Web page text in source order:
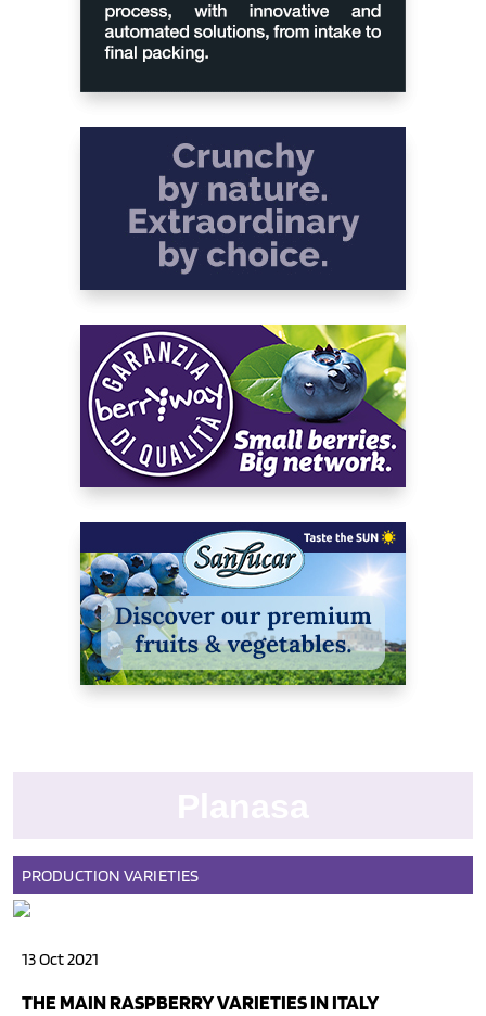
PRODUCTION VARIETIES
13 Oct 2021
THE MAIN RASPBERRY VARIETIES IN ITALY